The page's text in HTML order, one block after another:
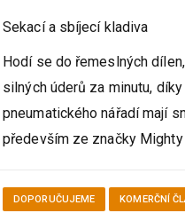
Sekací a sbíjecí kladiva
Hodí se do řemeslných
silných úderů za minutu,
pneumatického nářadí mají
především ze značky
DOPORUČUJEME KOMERČNÍ